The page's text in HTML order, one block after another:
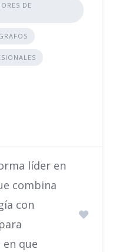
DE
líder en
combina
con
que